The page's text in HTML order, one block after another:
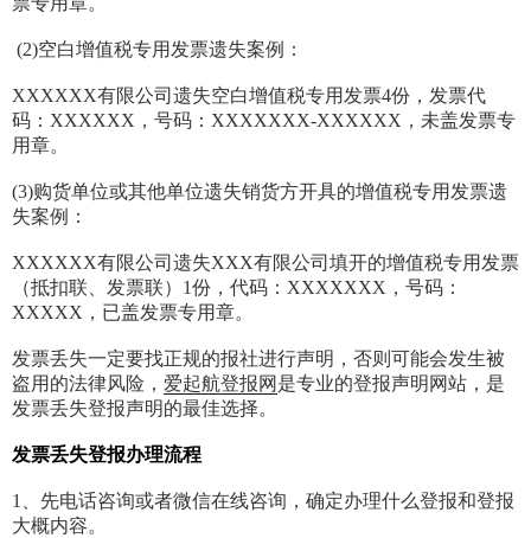
(2)空白增值税专用发票遗失案例：
XXXXXX有限公司遗失空白增值税专用发票4份，发票代
码：XXXXXX，号码：XXXXXXX-XXXXXX，未盖发票专
用章。
(3)购货单位或其他单位遗失销货方开具的增值税专用发票遗
失案例：
XXXXXX有限公司遗失XXX有限公司填开的增值税专用发票
（抵扣联、发票联）1份，代码：XXXXXXX，号码：
XXXXX，已盖发票专用章。
发票丢失一定要找正规的报社进行声明，否则可能会发生被
盗用的法律风险， 爱起航登报网 是专业的登报声明网站，是
发票丢失登报声明的最佳选择。
发票丢失登报办理流程
1、先电话咨询或者微信在线咨询，确定办理什么登报和登报
大概内容。